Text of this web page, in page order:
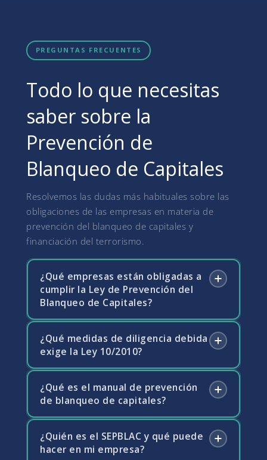
PREGUNTAS FRECUENTES
Todo lo que necesitas
saber sobre la
Prevención de
Blanqueo de Capitales
Resolvemos las dudas más habituales sobre las
obligaciones de las empresas en materia de
prevención del blanqueo de capitales y
financiación del terrorismo.
¿Qué empresas están obligadas a
cumplir la Ley de Prevención del
Blanqueo de Capitales?
La Ley 10/2010 establece una lista de sujetos
obligados que incluye entidades financieras,
aseguradoras, notarios, abogados y
procuradores en determinadas operaciones,
auditores, contables y asesores fiscales,
establecimientos de juego, y personas que
¿Qué medidas de diligencia debida
exige la Ley 10/2010?
Las medidas de diligencia debida incluyen la
identificación y verificación de la identidad de
los clientes, la identificación del titular real de
la operación, la obtención de información
sobre el propósito y naturaleza de la relación
¿Qué es el manual de prevención
de blanqueo de capitales?
El manual de prevención es el documento
interno que recoge las políticas,
¿Quién es el SEPBLAC y qué puede
hacer en mi empresa?